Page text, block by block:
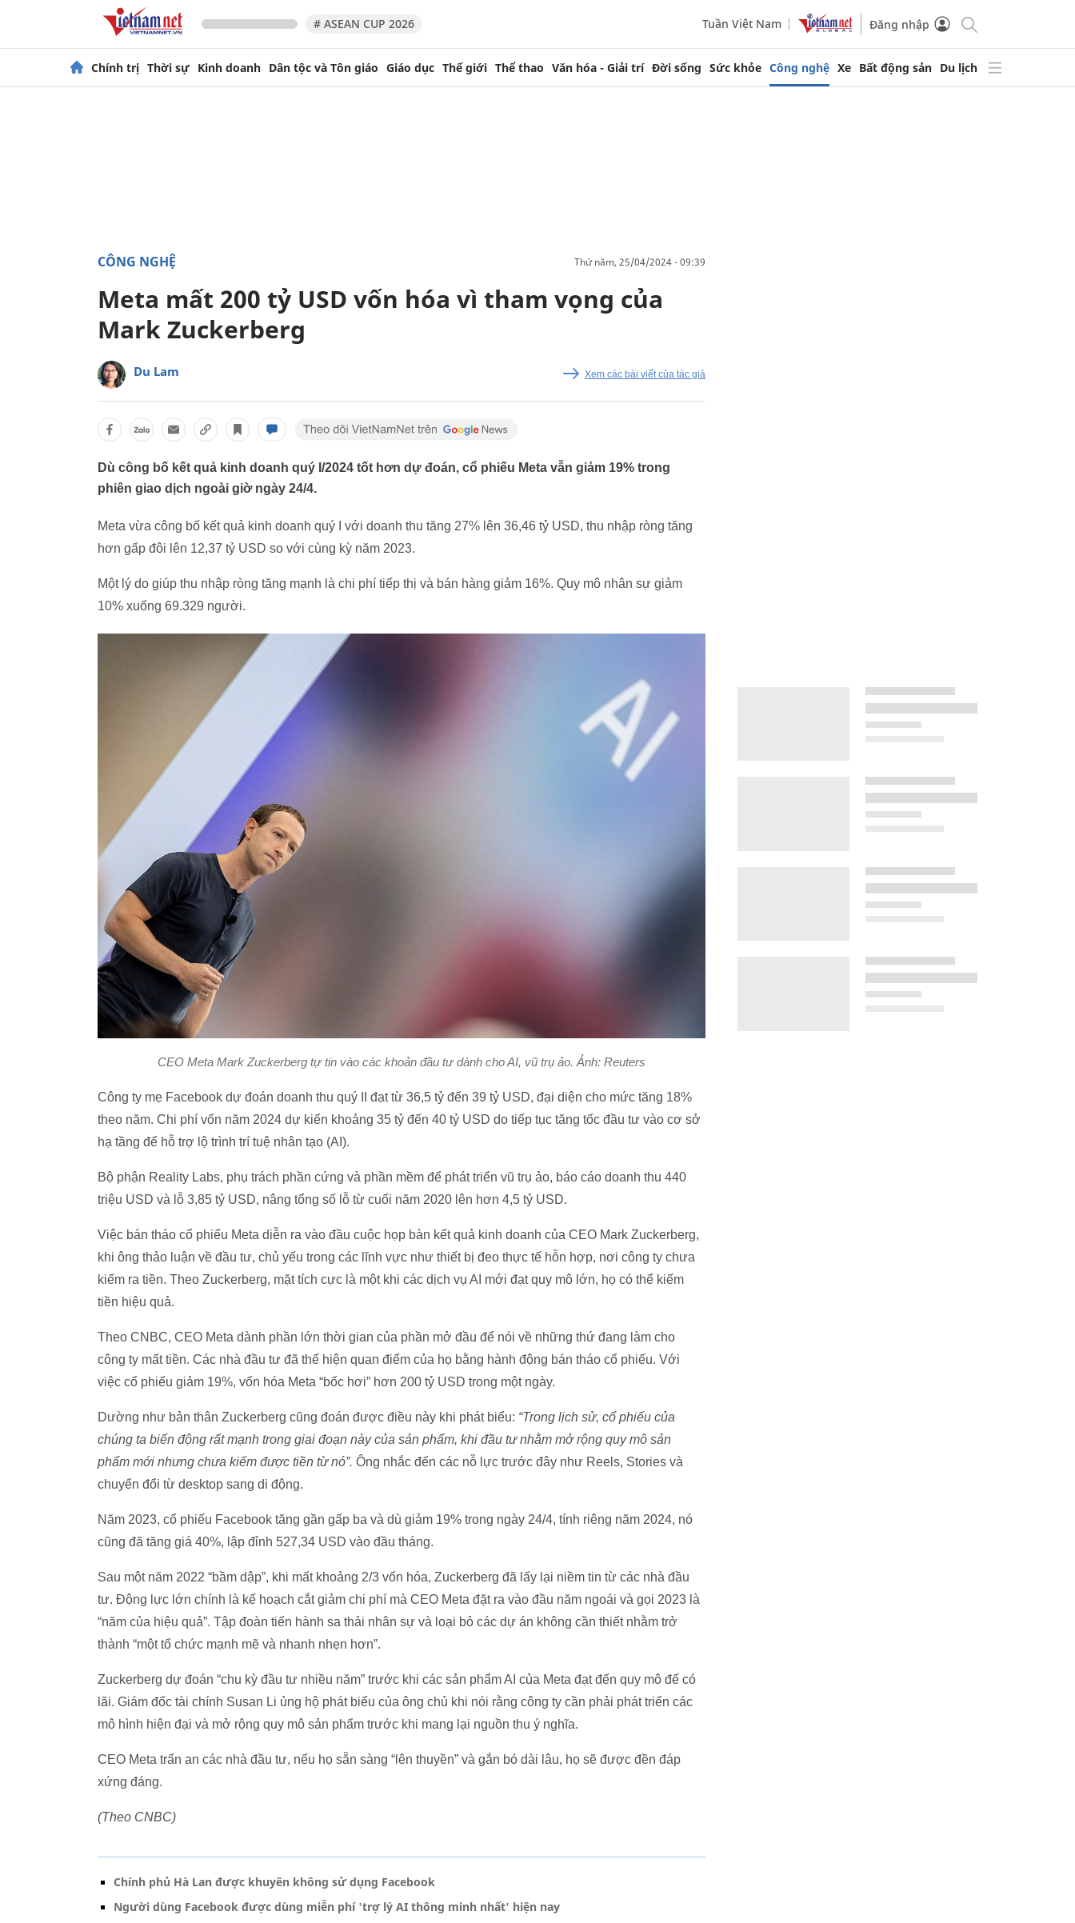
# ASEAN CUP 2026 Tuần Việt Nam Đăng nhập
Chính trị Thời sự Kinh doanh Dân tộc và Tôn giáo Giáo dục Thế giới Thể thao Văn hóa - Giải trí Đời sống Sức khỏe Công nghệ Xe Bất động sản Du lịch
CÔNG NGHỆ thứ năm, 25/04/2024 - 09:39
Meta mất 200 tỷ USD vốn hóa vì tham vọng của
Mark Zuckerberg
Du Lam Xem các bài viết của tác giả
Dù công bố kết quả kinh doanh quý I/2024 tốt hơn dự đoán, cổ phiếu Meta vẫn giảm 19% trong
phiên giao dịch ngoài giờ ngày 24/4.
Meta vừa công bố kết quả kinh doanh quý I với doanh thu tăng 27% lên 36,46 tỷ USD, thu nhập ròng tăng
hơn gấp đôi lên 12,37 tỷ USD so với cùng kỳ năm 2023.
Một lý do giúp thu nhập ròng tăng mạnh là chi phí tiếp thị và bán hàng giảm 16%. Quy mô nhân sự giảm
10% xuống 69.329 người.
CEO Meta Mark Zuckerberg tự tin vào các khoản đầu tư dành cho AI, vũ trụ ảo. Ảnh: Reuters
Công ty mẹ Facebook dự đoán doanh thu quý II đạt từ 36,5 tỷ đến 39 tỷ USD, đại diện cho mức tăng 18%
theo năm. Chi phí vốn năm 2024 dự kiến khoảng 35 tỷ đến 40 tỷ USD do tiếp tục tăng tốc đầu tư vào cơ sở
hạ tầng để hỗ trợ lộ trình trí tuệ nhân tạo (AI).
Bộ phận Reality Labs, phụ trách phần cứng và phần mềm để phát triển vũ trụ ảo, báo cáo doanh thu 440
triệu USD và lỗ 3,85 tỷ USD, nâng tổng số lỗ từ cuối năm 2020 lên hơn 4,5 tỷ USD.
Việc bán tháo cổ phiếu Meta diễn ra vào đầu cuộc họp bàn kết quả kinh doanh của CEO Mark Zuckerberg,
khi ông thảo luận về đầu tư, chủ yếu trong các lĩnh vực như thiết bị đeo thực tế hỗn hợp, nơi công ty chưa
kiếm ra tiền. Theo Zuckerberg, mặt tích cực là một khi các dịch vụ AI mới đạt quy mô lớn, họ có thể kiếm
tiền hiệu quả.
Theo CNBC, CEO Meta dành phần lớn thời gian của phần mở đầu để nói về những thứ đang làm cho
công ty mất tiền. Các nhà đầu tư đã thể hiện quan điểm của họ bằng hành động bán tháo cổ phiếu. Với
việc cổ phiếu giảm 19%, vốn hóa Meta “bốc hơi” hơn 200 tỷ USD trong một ngày.
Dường như bản thân Zuckerberg cũng đoán được điều này khi phát biểu: “Trong lịch sử, cổ phiếu của
chúng ta biến động rất mạnh trong giai đoạn này của sản phẩm, khi đầu tư nhằm mở rộng quy mô sản
phẩm mới nhưng chưa kiếm được tiền từ nó”. Ông nhắc đến các nỗ lực trước đây như Reels, Stories và
chuyển đổi từ desktop sang di động.
Năm 2023, cổ phiếu Facebook tăng gần gấp ba và dù giảm 19% trong ngày 24/4, tính riêng năm 2024, nó
cũng đã tăng giá 40%, lập đỉnh 527,34 USD vào đầu tháng.
Sau một năm 2022 “bầm dập”, khi mất khoảng 2/3 vốn hóa, Zuckerberg đã lấy lại niềm tin từ các nhà đầu
tư. Động lực lớn chính là kế hoạch cắt giảm chi phí mà CEO Meta đặt ra vào đầu năm ngoái và gọi 2023 là
“năm của hiệu quả”. Tập đoàn tiến hành sa thải nhân sự và loại bỏ các dự án không cần thiết nhằm trở
thành “một tổ chức mạnh mẽ và nhanh nhẹn hơn”.
Zuckerberg dự đoán “chu kỳ đầu tư nhiều năm” trước khi các sản phẩm AI của Meta đạt đến quy mô để có
lãi. Giám đốc tài chính Susan Li ủng hộ phát biểu của ông chủ khi nói rằng công ty cần phải phát triển các
mô hình hiện đại và mở rộng quy mô sản phẩm trước khi mang lại nguồn thu ý nghĩa.
CEO Meta trấn an các nhà đầu tư, nếu họ sẵn sàng “lên thuyền” và gắn bó dài lâu, họ sẽ được đền đáp
xứng đáng.
(Theo CNBC)
Chính phủ Hà Lan được khuyên không sử dụng Facebook
Người dùng Facebook được dùng miễn phí 'trợ lý AI thông minh nhất' hiện nay